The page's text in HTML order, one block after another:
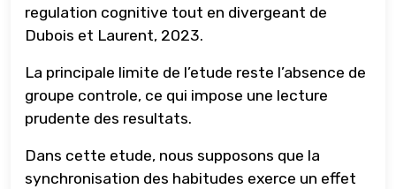
regulation cognitive tout en divergeant de
Dubois et Laurent, 2023.
La principale limite de l’etude reste l’absence de
groupe controle, ce qui impose une lecture
prudente des resultats.
Dans cette etude, nous supposons que la
synchronisation des habitudes exerce un effet